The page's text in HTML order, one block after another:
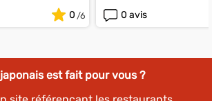
0
0 avis
est fait pour vous ?